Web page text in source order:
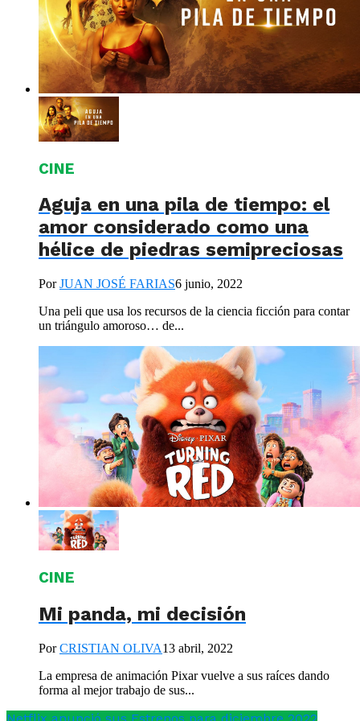
CINE
Aguja en una pila de tiempo: el
amor considerado como una
hélice de piedras semipreciosas
PorJUAN JOSÉ FARIAS6 junio, 2022
Una peli que usa los recursos de la ciencia ficción para contar
un triángulo amoroso… de...
CINE
Mi panda, mi decisión
PorCRISTIAN OLIVA13 abril, 2022
La empresa de animación Pixar vuelve a sus raíces dando
forma al mejor trabajo de sus...